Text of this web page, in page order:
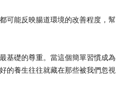
可能反映腸道環境的改善程度，幫
基礎的尊重。當這個簡單習慣成為
的養生往往就藏在那些被我們忽視